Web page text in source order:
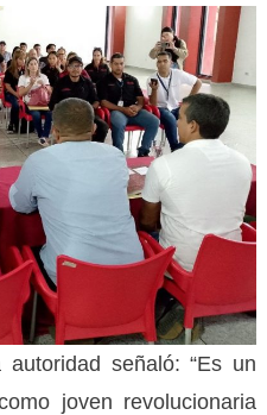
señaló: “Es un
joven revolucionaria